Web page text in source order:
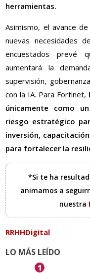
herramientas.
Asimismo, el avance
nuevas necesidades
encuestados prevé
aumentará la
supervisión,
con la IA. Para Fortinet,
únicamente como
riesgo estratégico
inversión,
para fortalecer la
*Si te ha
animamos a
nuestra
RRHHDigital
LO MÁS LEÍDO
1